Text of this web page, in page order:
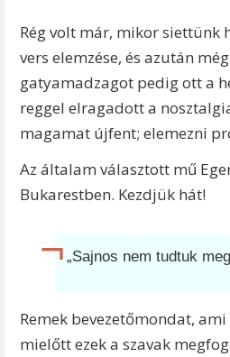
Rég volt már, mikor siettünk
vers elemzése, és azután
gatyamadzagot pedig ott a
reggel elragadott a
magamat újfent; elemezni
Az általam választott mű
Bukarestben. Kezdjük hát!
„Sajnos nem tudtuk
Remek bevezetőmondat,
mielőtt ezek a szavak